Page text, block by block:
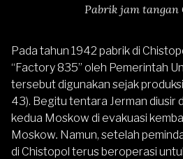
Pabrik jam tangan
Pada tahun 1942 pabrik di
“Factory 835” oleh Pemerintah
tersebut digunakan sejak
43). Begitu tentara Jerman diusir
kedua Moskow di evakuasi
Moskow. Namun, setelah
di Chistopol terus beroperasi